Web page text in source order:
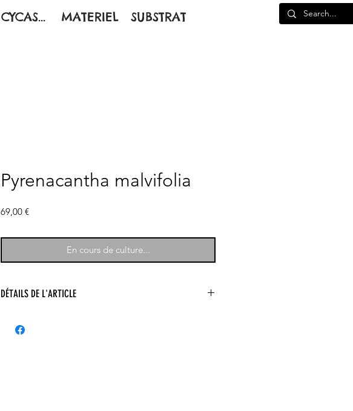
CYCAS... MATERIEL SUBSTRAT
Pyrenacantha malvifolia
69,00 €Prix
En cours de culture...
DÉTAILS DE L'ARTICLE